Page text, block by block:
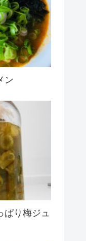
ン
ぱり梅ジュ